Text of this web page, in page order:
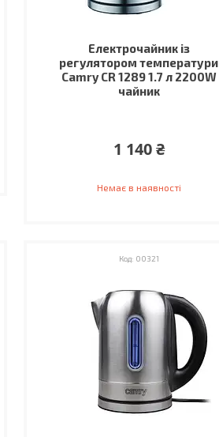
Електрочайник із
регулятором температури
Camry CR 1289 1.7 л 2200W
чайник
1 140 ₴
Немає в наявності
00321